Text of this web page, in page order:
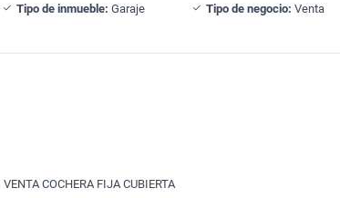
Tipo de inmueble: Garaje Tipo de negocio: Venta
VENTA COCHERA FIJA CUBIERTA